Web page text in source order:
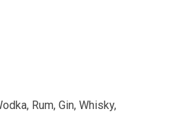
Rum, Gin, Whisky,